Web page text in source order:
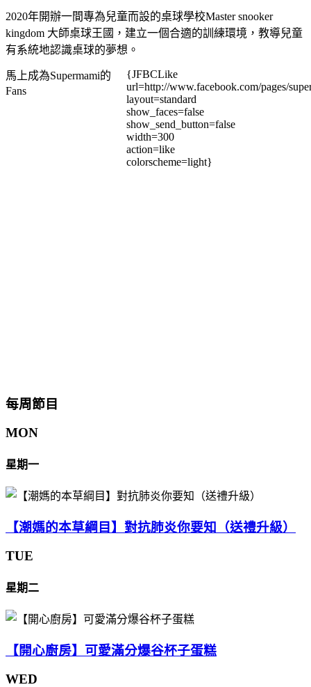
2020年開辦一間專為兒童而設的桌球學校Master snooker
kingdom 大師桌球王國，建立一個合適的訓練環境，教導兒童
有系統地認識桌球的夢想。
馬上成為Supermami的
Fans
{JFBCLike
url=http://www.facebook.com/pages/
layout=standard
show_faces=false
show_send_button=false
width=300
action=like
colorscheme=light}
每周節目
MON
星期一
【潮媽的本草綱目】對抗肺炎你要知（送禮升級）
TUE
星期二
【開心廚房】可愛滿分爆谷杯子蛋糕
WED